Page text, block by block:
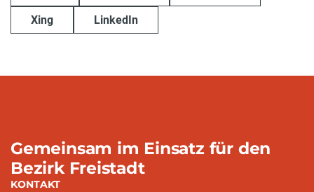
Xing LinkedIn
Gemeinsam im Einsatz für den
Bezirk Freistadt
KONTAKT